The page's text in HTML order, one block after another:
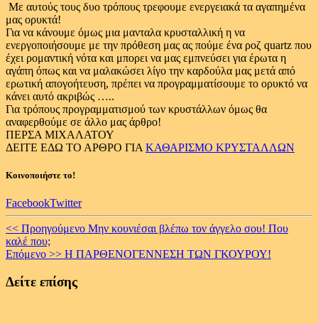
Με αυτούς τους δυο τρόπους τρεφουμε ενεργειακά τα αγαπημένα
μας ορυκτά!
Για να κάνουμε όμως μια μανταλα κρυσταλλική η να
ενεργοποιήσουμε με την πρόθεση μας ας πούμε ένα ροζ quartz που
έχει ρομαντική νότα και μπoρει να μας εμπνεύσει για έρωτα η
αγάπη όπως και να μαλακώσει λίγο την καρδούλα μας μετά από
ερωτική απογοήτευση, πρέπει να προγραμματίσουμε το ορυκτό να
κάνει αυτό ακριβώς …..
Για τρόπους προγραμματισμού των κρυστάλλων όμως θα
αναφερθούμε σε άλλο μας άρθρο!
ΠΕΡΣΑ ΜΙΧΑΛΑΤΟΥ
ΔΕΙΤΕ ΕΔΩ ΤΟ ΑΡΘΡΟ ΓΙΑ ΚΑΘΑΡΙΣΜΟ ΚΡΥΣΤΑΛΛΩΝ
Κοινοποιήστε το!
FacebookTwitter
Continue
Reading
<< Προηγούμενο Μην κουνιέσαι βλέπω τον άγγελο σου! Που
καλέ που;
Επόμενο >> Η ΠΑΡΘΕΝΟΓΕΝΝΕΣΗ ΤΩΝ ΓΚΟΥΡΟΥ!
Δείτε επίσης